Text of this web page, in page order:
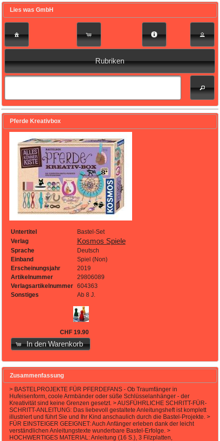
Lies was GmbH
Rubriken
Pferde Kreativbox
Untertitel
Bastel-Set
Verlag
Kosmos Spiele
Sprache
Deutsch
Einband
Spiel (Non)
Erscheinungsjahr
2019
Artikelnummer
29806089
Verlagsartikelnummer
604363
Sonstiges
Ab 8 J.
CHF 19.90
In den Warenkorb
Zusammenfassung
> BASTELPROJEKTE FÜR PFERDEFANS - Ob Traumfänger in
Hufeisenform, coole Armbänder oder süße Schlüsselanhänger - der
Kreativität sind keine Grenzen gesetzt. > AUSFÜHRLICHE SCHRITT-FÜR-
SCHRITT-ANLEITUNG: Das liebevoll gestaltete Anleitungsheft ist komplett
illustriert und führt Sie und Ihr Kind anschaulich durch die Bastel-Projekte. >
FÜR EINSTEIGER GEEIGNET: Auch Anfänger erleben dank der leicht
verständlichen Anleitungstexte wunderbare Bastel-Erfolge. >
HOCHWERTIGES MATERIAL: Anleitung (16 S.), 3 Filzplatten,